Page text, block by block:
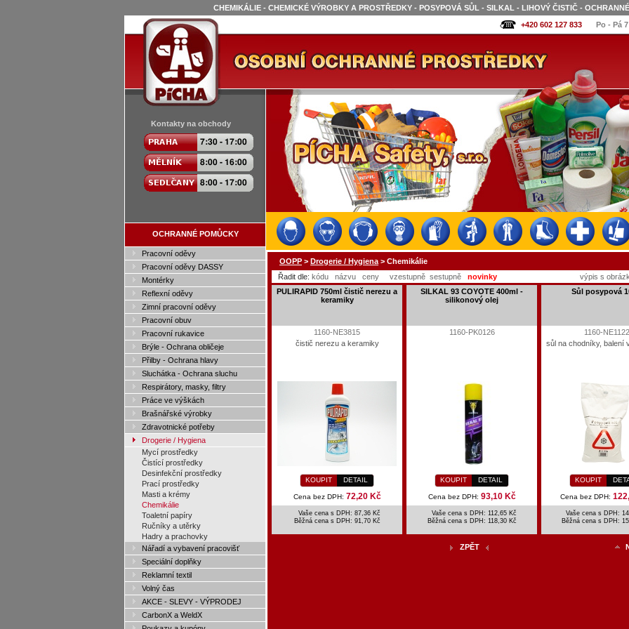
CHEMIKÁLIE - CHEMICKÉ VÝROBKY A PROSTŘEDKY - POSYPOVÁ SŮL - SILKAL - LIHOVÝ ČISTIČ -
+420 602 127 833
Po - Pá
Kontakty na obchody
OCHRANNÉ POMŮCKY
Pracovní oděvy
Pracovní oděvy DASSY
Montérky
Reflexní oděvy
Zimní pracovní oděvy
Pracovní obuv
Pracovní rukavice
Brýle - Ochrana obličeje
Přilby - Ochrana hlavy
Sluchátka - Ochrana sluchu
Respirátory, masky, filtry
Práce ve výškách
Brašnářské výrobky
Zdravotnické potřeby
Drogerie / Hygiena
Mycí prostředky
Čistící prostředky
Desinfekční prostředky
Prací prostředky
Masti a krémy
Chemikálie
Toaletní papíry
Ručníky a utěrky
Hadry a prachovky
Nářadí a vybavení pracovišť
Speciální doplňky
Reklamní textil
Volný čas
AKCE - SLEVY - VÝPRODEJ
CarbonX a WeldX
OOPP > Drogerie / Hygiena > Chemikálie
Řadit dle: kódu názvu ceny vzestupně sestupně novinky
výpis s
PULIRAPID 750ml čistič nerezu a
keramiky
1160-NE3815
čistič nerezu a keramiky
KOUPIT DETAIL
Cena bez DPH: 72,20 Kč
Vaše cena s DPH: 87,36 Kč
Běžná cena s DPH: 91,70 Kč
SILKAL 93 COYOTE 400ml -
silikonový olej
1160-PK0126
KOUPIT DETAIL
Cena bez DPH: 93,10 Kč
Vaše cena s DPH: 112,65 Kč
Běžná cena s DPH: 118,30 Kč
Sůl posypová
1160-NE1122
sůl na chodníky, balení
KOUPIT
Cena bez DPH:
Vaše cena s DPH:
Běžná cena s DPH:
ZPĚT